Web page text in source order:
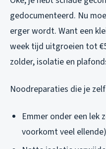
gedocumenteerd. Nu
erger wordt. Want een
week tijd uitgroeien tot
zolder, isolatie en
Noodreparaties die je
Emmer onder een lek
voorkomt veel ellende)